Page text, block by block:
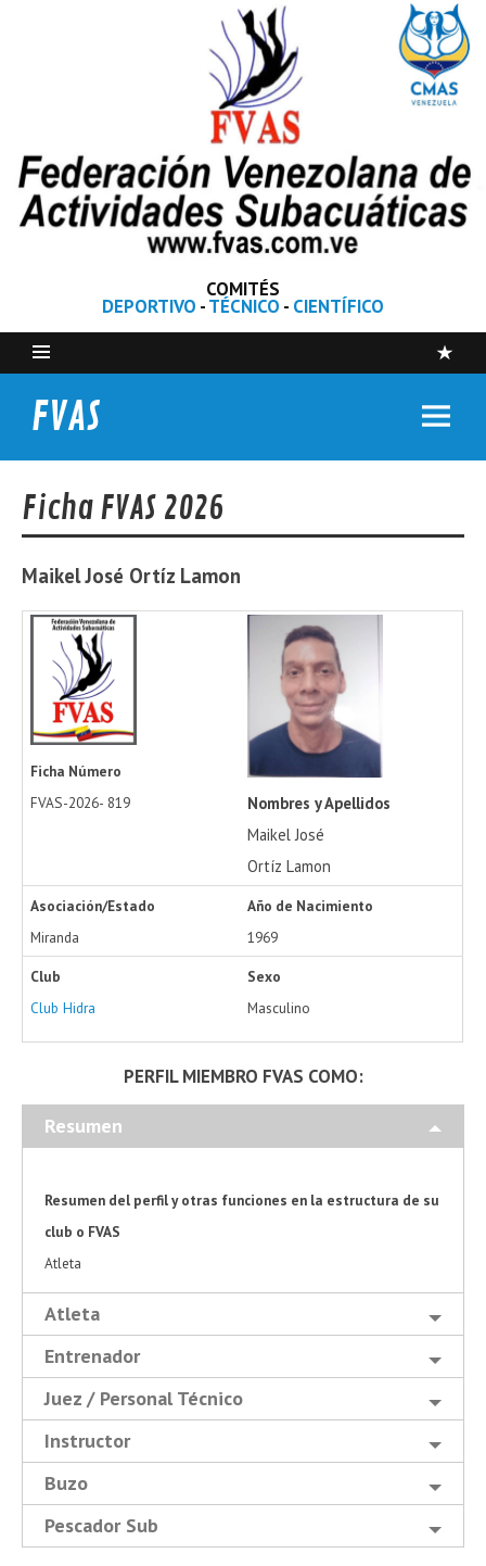
COMITÉS
DEPORTIVO -TÉCNICO - CIENTÍFICO
FVAS
Ficha FVAS 2026
Maikel José Ortíz Lamon
Ficha Número
FVAS-2026- 819
Nombres y Apellidos
Maikel José
Ortíz Lamon
Asociación/Estado
Miranda
Año de Nacimiento
1969
Club
Club Hidra
Sexo
Masculino
PERFIL MIEMBRO FVAS COMO:
Resumen
Resumen del perfil y otras funciones en la estructura de su
club o FVAS
Atleta
Atleta
Entrenador
Juez / Personal Técnico
Instructor
Buzo
Pescador Sub